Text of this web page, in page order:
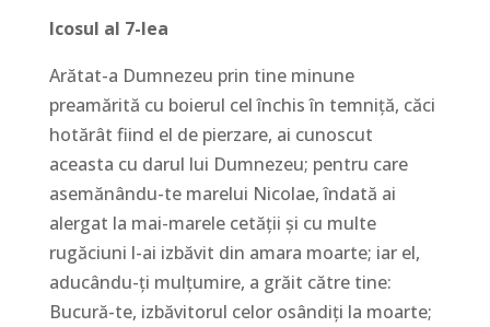
Icosul al 7-lea
Arătat-a Dumnezeu prin tine minune
preamărită cu boierul cel închis în temniţă, căci
hotărât fiind el de pierzare, ai cunoscut
aceasta cu darul lui Dumnezeu; pentru care
asemănându-te marelui Nicolae, îndată ai
alergat la mai-marele cetăţii şi cu multe
rugăciuni l-ai izbăvit din amara moarte; iar el,
aducându-ţi mulţumire, a grăit către tine:
Bucură-te, izbăvitorul celor osândiţi la moarte;